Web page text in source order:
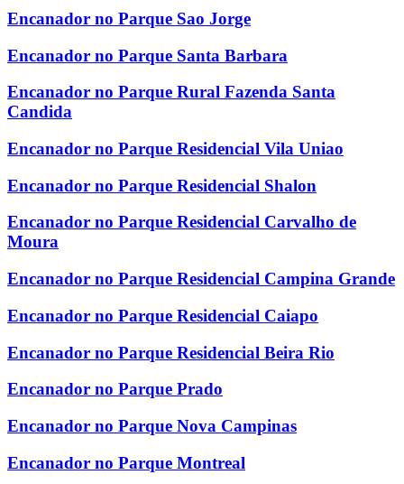
Encanador no Parque Sao Jorge
Encanador no Parque Santa Barbara
Encanador no Parque Rural Fazenda Santa
Candida
Encanador no Parque Residencial Vila Uniao
Encanador no Parque Residencial Shalon
Encanador no Parque Residencial Carvalho de
Moura
Encanador no Parque Residencial Campina Grande
Encanador no Parque Residencial Caiapo
Encanador no Parque Residencial Beira Rio
Encanador no Parque Prado
Encanador no Parque Nova Campinas
Encanador no Parque Montreal